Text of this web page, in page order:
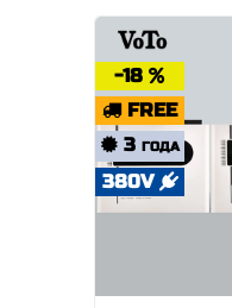
-18
FREE
3 ГОДА
380V